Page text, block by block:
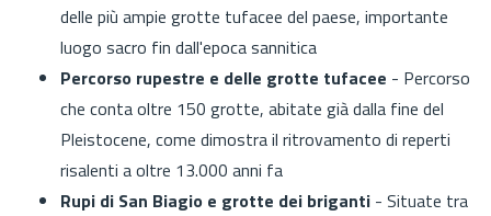
delle più ampie grotte tufacee del paese, importante
luogo sacro fin dall'epoca sannitica
Percorso rupestre e delle grotte tufacee - Percorso
che conta oltre 150 grotte, abitate già dalla fine del
Pleistocene, come dimostra il ritrovamento di reperti
risalenti a oltre 13.000 anni fa
Rupi di San Biagio e grotte dei briganti - Situate tra